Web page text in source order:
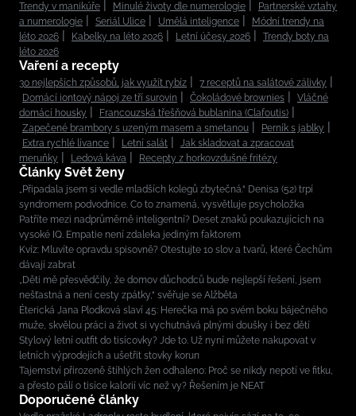
Trendy v manikúře Minulé životy dle numerologie
Partnerské vztahy
a numerologie
Seriál Ulice Umělá inteligence
Módní trendy na
léto 2026
Kabelky na léto 2026 Letní účesy 2026
Trendy boty na
léto 2026
Vaření a recepty
30 nejlepších způsobů, jak využít rybíz
7 receptů na salátové zálivky
Domácí iontový nápoj ze tří surovin
Čokoládové brownies
Vláčné
domácí housky
Francouzská třešňová bublanina (Clafoutis)
Zapečené brambory s uzeným masem a smetanou
Perník s jablky
Extra rychlé lívance
Letní salát
Jak skladovat a zpracovat
meruňky
Ledová káva Recepty z horkovzdušné fritézy
Články Svět ženy
„Připadala jsem si vedle mladších kolegů zbytečná.“ Denisa (52) trpí
syndromem podvodnice. Co to znamená, vysvětluje psycholožka
Patříte mezi nadprůměrně inteligentní? Deset znaků poukazujících na
vysoké IQ. Empatie není zdaleka jediným faktorem
Kvíz: Mluvíte opravdu spisovně? Otestujte 10 slov a tvarů, které Čechům
dávají zabrat
„Děti mě přesvědčily, že domov důchodců bude nejlepší řešení, jsem
nešťastná a není cesty zpátky,“ svěřuje se Alžběta
Éterická Jana Plodková slaví 45: Herečka má po svém boku báječného
muže, skvělou práci a život si vychutnává plnými doušky i bez dětí
Stylový letní outfit do tisícovky? Jde to. Už nyní můžete nakupovat v
letních výprodejích a ušetřit stovky korun
Tajemství přirozeně štíhlých žen odhaleno: Proč se nikdy nepotí ve fitku,
a přesto pálí o tisíce kalorií víc než vy? Řešením je NEAT
Doporučené články